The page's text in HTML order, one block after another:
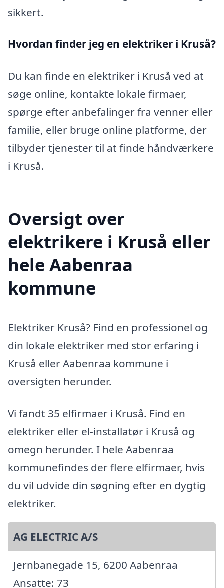
sikkert.
Hvordan finder jeg en elektriker i Kruså?
Du kan finde en elektriker i Kruså ved at
søge online, kontakte lokale firmaer,
spørge efter anbefalinger fra venner eller
familie, eller bruge online platforme, der
tilbyder tjenester til at finde håndværkere
i Kruså.
Oversigt over
elektrikere i Kruså eller
hele Aabenraa
kommune
Elektriker Kruså? Find en professionel og
din lokale elektriker med stor erfaring i
Kruså eller Aabenraa kommune i
oversigten herunder.
Vi fandt 35 elfirmaer i Kruså. Find en
elektriker eller el-installatør i Kruså og
omegn herunder. I hele Aabenraa
kommunefindes der flere elfirmaer, hvis
du vil udvide din søgning efter en dygtig
elektriker.
AG ELECTRIC A/S
Jernbanegade 15, 6200 Aabenraa
Ansatte: 73